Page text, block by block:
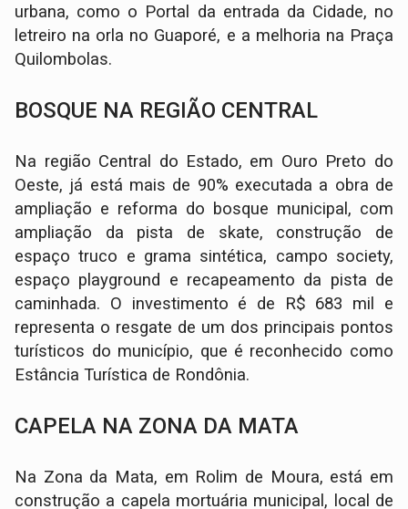
urbana, como o Portal da entrada da Cidade, no
letreiro na orla no Guaporé, e a melhoria na Praça
Quilombolas.
BOSQUE NA REGIÃO CENTRAL
Na região Central do Estado, em Ouro Preto do
Oeste, já está mais de 90% executada a obra de
ampliação e reforma do bosque municipal, com
ampliação da pista de skate, construção de
espaço truco e grama sintética, campo society,
espaço playground e recapeamento da pista de
caminhada. O investimento é de R$ 683 mil e
representa o resgate de um dos principais pontos
turísticos do município, que é reconhecido como
Estância Turística de Rondônia.
CAPELA NA ZONA DA MATA
Na Zona da Mata, em Rolim de Moura, está em
construção a capela mortuária municipal, local de